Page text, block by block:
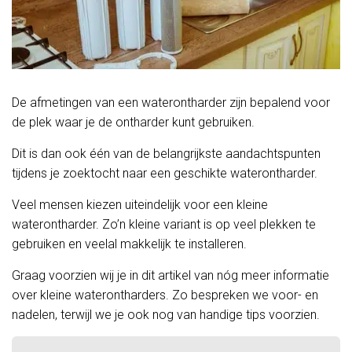
De afmetingen van een waterontharder zijn bepalend voor
de plek waar je de ontharder kunt gebruiken.
Dit is dan ook één van de belangrijkste aandachtspunten
tijdens je zoektocht naar een geschikte waterontharder.
Veel mensen kiezen uiteindelijk voor een kleine
waterontharder. Zo’n kleine variant is op veel plekken te
gebruiken en veelal makkelijk te installeren.
Graag voorzien wij je in dit artikel van nóg meer informatie
over kleine waterontharders. Zo bespreken we voor- en
nadelen, terwijl we je ook nog van handige tips voorzien.